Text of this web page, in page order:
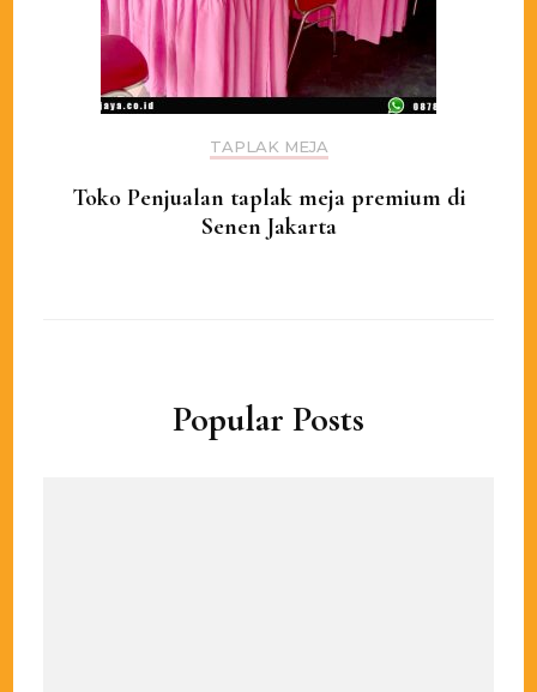
TAPLAK MEJA
Toko Penjualan taplak meja premium di
Senen Jakarta
Popular Posts